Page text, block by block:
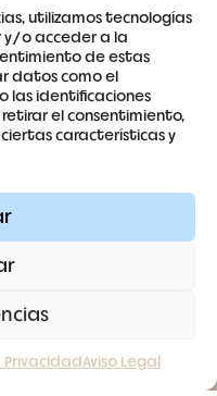
utilizamos tecnologías
y/o acceder a la
de estas
datos como el
las identificaciones
retirar el consentimiento,
características y
Privacidad Aviso Legal
63